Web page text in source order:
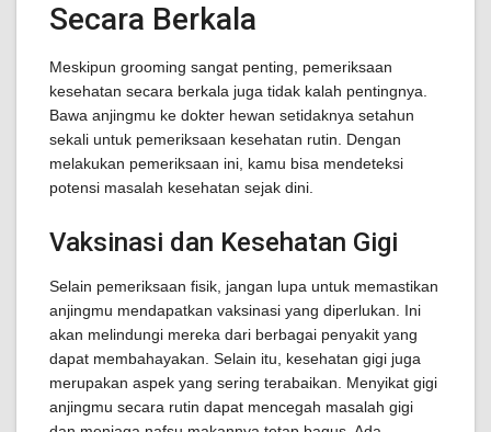
Secara Berkala
Meskipun grooming sangat penting, pemeriksaan
kesehatan secara berkala juga tidak kalah pentingnya.
Bawa anjingmu ke dokter hewan setidaknya setahun
sekali untuk pemeriksaan kesehatan rutin. Dengan
melakukan pemeriksaan ini, kamu bisa mendeteksi
potensi masalah kesehatan sejak dini.
Vaksinasi dan Kesehatan Gigi
Selain pemeriksaan fisik, jangan lupa untuk memastikan
anjingmu mendapatkan vaksinasi yang diperlukan. Ini
akan melindungi mereka dari berbagai penyakit yang
dapat membahayakan. Selain itu, kesehatan gigi juga
merupakan aspek yang sering terabaikan. Menyikat gigi
anjingmu secara rutin dapat mencegah masalah gigi